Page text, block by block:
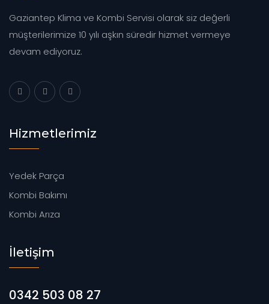
Gaziantep Klima ve Kombi Servisi olarak siz değerli
müşterilerimize 10 yılı aşkın süredir hizmet vermeye
devam ediyoruz.
Hizmetlerimiz
Yedek Parça
Kombi Bakımı
Kombi Arıza
İletişim
0342 503 08 27